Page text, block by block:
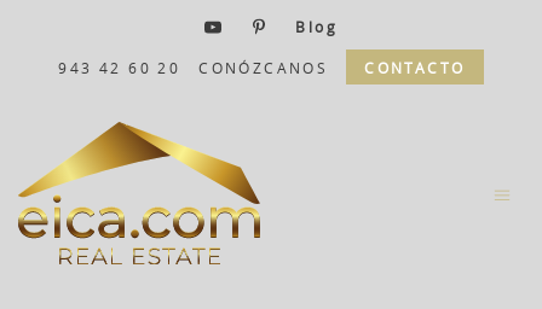
Blog
943 42 60 20 CONÓZCANOS CONTACTO